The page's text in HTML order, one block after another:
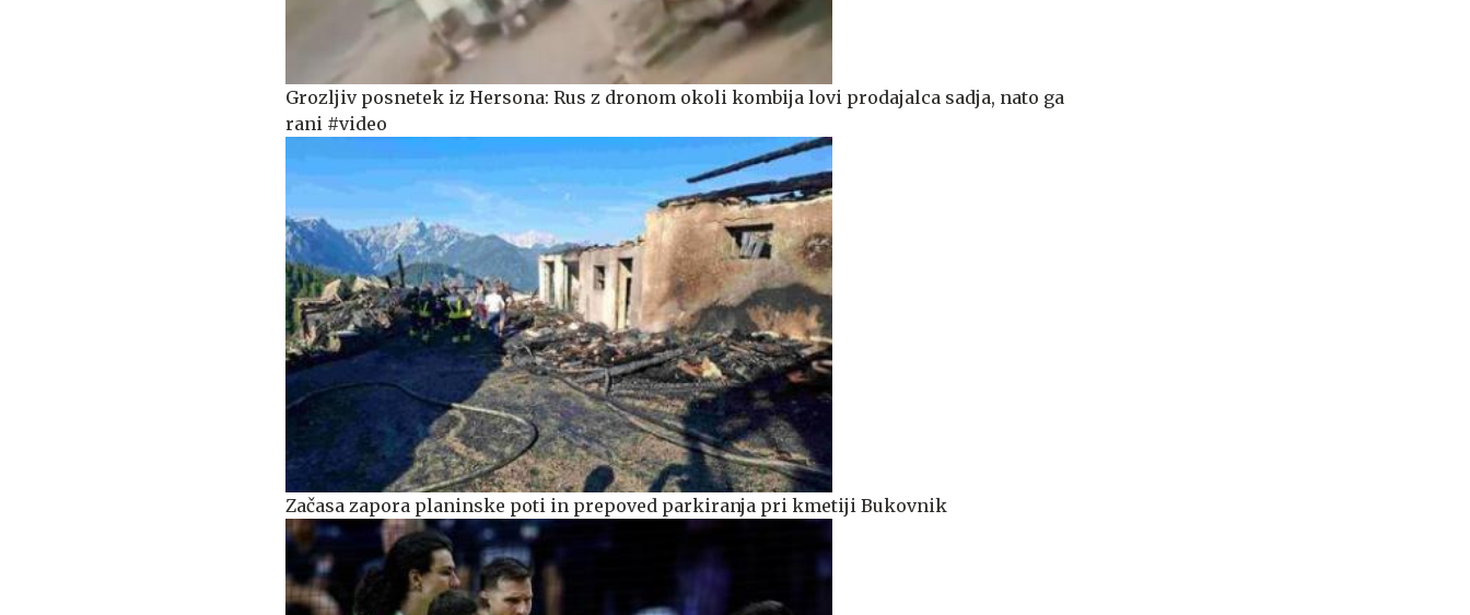
Grozljiv posnetek iz Hersona: Rus z dronom okoli kombija lovi prodajalca sadja, nato ga
rani #video
Začasa zapora planinske poti in prepoved parkiranja pri kmetiji Bukovnik